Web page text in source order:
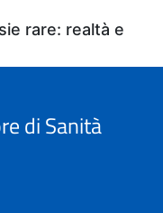
rare: realtà e
di Sanità